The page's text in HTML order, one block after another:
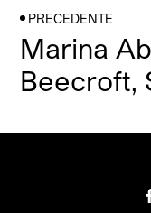
PRECEDENTE
Marina
Beecroft,